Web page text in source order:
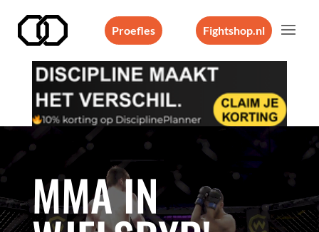
Proefles Fightshop.nl
MMA IN